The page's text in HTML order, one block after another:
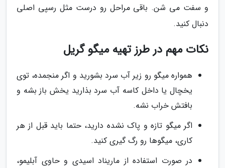
و سفت می شن. باقی مراحل رو درست مثل رسپی اصلی
دنبال کنید.
نکات مهم در طرز تهیه میگو گریل
همواره میگو رو زیر آب سرد بشورید و اگر منجمده، توی
یخچال یا داخل کاسه آب سرد بذارید یخش باز بشه و
بافتش خراب نشه.
اگر میگو تازه و پاک نشده دارید، حتما باید قبل از هر
کاری، میگوها رو رگ گیری کنید.
در صورت استفاده از ماریناد اسیدی و حاوی آبلیمو،